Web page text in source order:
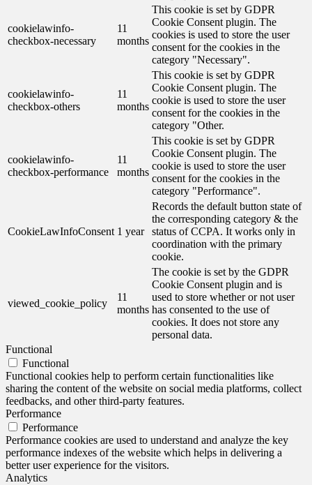
cookielawinfo-
checkbox-necessary
11
months
This cookie is set by GDPR
Cookie Consent plugin. The
cookies is used to store the user
consent for the cookies in the
category "Necessary".
cookielawinfo-
checkbox-others
11
months
This cookie is set by GDPR
Cookie Consent plugin. The
cookie is used to store the user
consent for the cookies in the
category "Other.
cookielawinfo-
checkbox-performance
11
months
This cookie is set by GDPR
Cookie Consent plugin. The
cookie is used to store the user
consent for the cookies in the
category "Performance".
CookieLawInfoConsent 1 year
Records the default button state of
the corresponding category & the
status of CCPA. It works only in
coordination with the primary
cookie.
viewed_cookie_policy
11
months
The cookie is set by the GDPR
Cookie Consent plugin and is
used to store whether or not user
has consented to the use of
cookies. It does not store any
personal data.
Functional
Functional
Functional cookies help to perform certain functionalities like
sharing the content of the website on social media platforms, collect
feedbacks, and other third-party features.
Performance
Performance
Performance cookies are used to understand and analyze the key
performance indexes of the website which helps in delivering a
better user experience for the visitors.
Analytics